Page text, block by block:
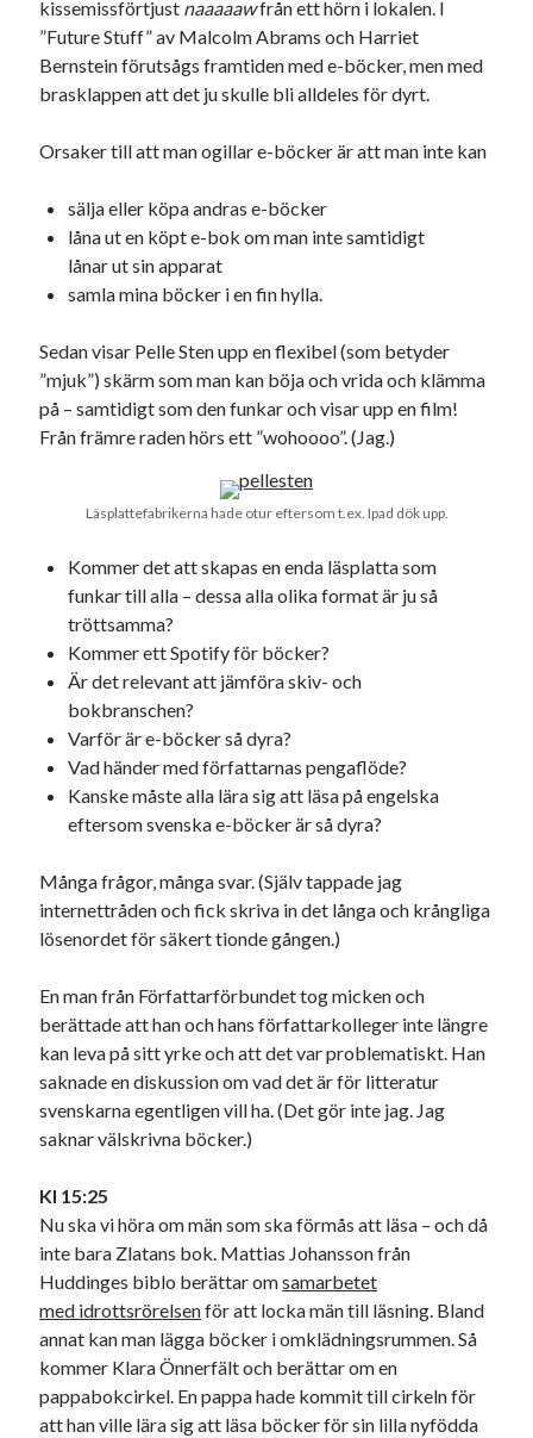
kissemissförtjust naaaaawfrån ett hörn i lokalen. I
”Future Stuff” av Malcolm Abrams och Harriet
Bernstein förutsågs framtiden med e-böcker, men med
brasklappen att det ju skulle bli alldeles för dyrt.
Orsaker till att man ogillar e-böcker är att man inte kan
sälja eller köpa andras e-böcker
låna ut en köpt e-bok om man inte samtidigt
lånar ut sin apparat
samla mina böcker i en fin hylla.
Sedan visar Pelle Sten upp en flexibel (som betyder
”mjuk”) skärm som man kan böja och vrida och klämma
på – samtidigt som den funkar och visar upp en film!
Från främre raden hörs ett ”wohoooo”. (Jag.)
Läsplattefabrikerna hade otur eftersom t.ex. Ipad dök upp.
Kommer det att skapas en enda läsplatta som
funkar till alla – dessa alla olika format är ju så
tröttsamma?
Kommer ett Spotify för böcker?
Är det relevant att jämföra skiv- och
bokbranschen?
Varför är e-böcker så dyra?
Vad händer med författarnas pengaflöde?
Kanske måste alla lära sig att läsa på engelska
eftersom svenska e-böcker är så dyra?
Många frågor, många svar. (Själv tappade jag
internettråden och fick skriva in det långa och krångliga
lösenordet för säkert tionde gången.)
En man från Författarförbundet tog micken och
berättade att han och hans författarkolleger inte längre
kan leva på sitt yrke och att det var problematiskt. Han
saknade en diskussion om vad det är för litteratur
svenskarna egentligen vill ha. (Det gör inte jag. Jag
saknar välskrivna böcker.)
Kl 15:25
Nu ska vi höra om män som ska förmås att läsa – och då
inte bara Zlatans bok. Mattias Johansson från
Huddinges biblo berättar omsamarbetet
med idrottsrörelsenför att locka män till läsning. Bland
annat kan man lägga böcker i omklädningsrummen. Så
kommer Klara Önnerfält och berättar om en
pappabokcirkel. En pappa hade kommit till cirkeln för
att han ville lära sig att läsa böcker för sin lilla nyfödda